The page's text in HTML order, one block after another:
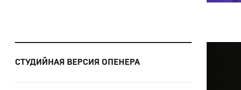
СТУДИЙНАЯ ВЕРСИЯ ОПЕНЕРА